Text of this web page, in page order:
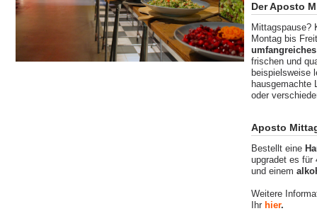
Der Aposto
Mittagspause?
Montag bis
frischen und
beispielsweise
hausgemachte
oder
Aposto
Bestellt eine
upgradet es
und einem
Weitere
Ihr hier.